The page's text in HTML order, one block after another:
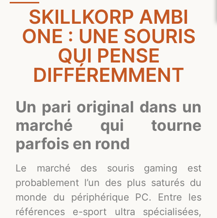
SKILLKORP AMBI
ONE : UNE SOURIS
QUI PENSE
DIFFÉREMMENT
Un pari original dans un
marché qui tourne
parfois en rond
Le marché des souris gaming est
probablement l’un des plus saturés du
monde du périphérique PC. Entre les
références e-sport ultra spécialisées,